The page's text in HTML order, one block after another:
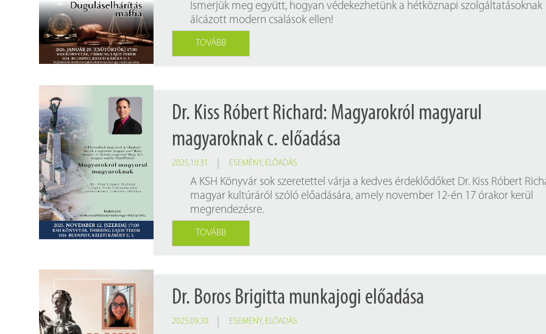
Ismerjük meg együtt, hogyan védekezhetünk a hétköznapi szolgáltatásoknak
álcázott modern csalások ellen!
TOVÁBB
Dr. Kiss Róbert Richard: Magyarokról magyarul
magyaroknak c. előadása
2025.10.31. ESEMÉNY, ELŐADÁS
A KSH Könyvár sok szeretettel várja a kedves érdeklődőket Dr. Kiss Róbert
magyar kultúráról szóló előadására, amely november 12-én 17 órakor kerül
megrendezésre.
TOVÁBB
Dr. Boros Brigitta munkajogi előadása
2025.09.30. ESEMÉNY, ELŐADÁS